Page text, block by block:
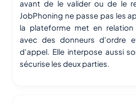
avant de le valider ou de le
JobPhoning ne passe pas les
la plateforme met en
avec des donneurs d'ordre
d'appel. Elle interpose aussi
sécurise les deux parties.